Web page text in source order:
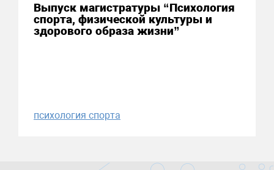
Выпуск магистратуры “Психология
спорта, физической культуры и
здорового образа жизни”
психология спорта